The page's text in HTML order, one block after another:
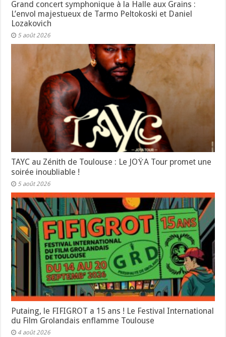
Grand concert symphonique à la Halle aux Grains :
L’envol majestueux de Tarmo Peltokoski et Daniel
Lozakovich
5 août 2026
TAYC au Zénith de Toulouse : Le JOŸA Tour promet une
soirée inoubliable !
5 août 2026
Putaing, le FIFIGROT a 15 ans ! Le Festival International
du Film Grolandais enflamme Toulouse
4 août 2026